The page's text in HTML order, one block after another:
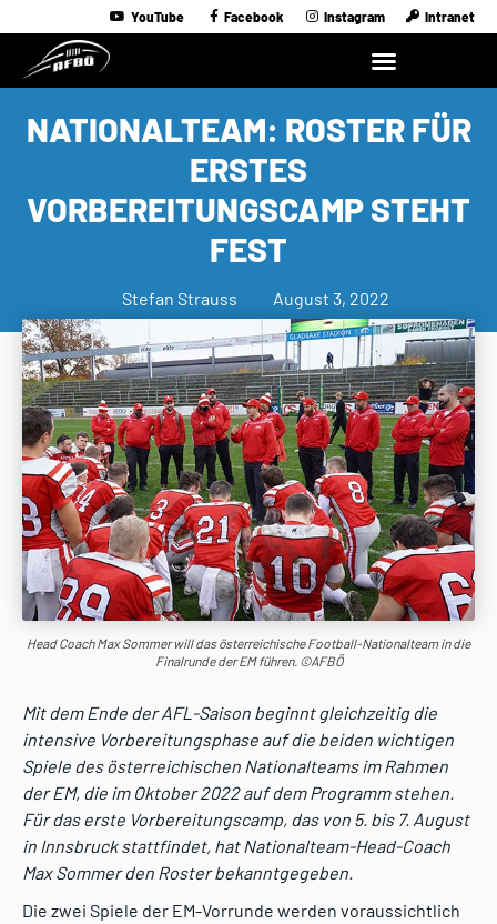
YouTube Facebook Instagram Intranet
NATIONALTEAM: ROSTER FÜR
ERSTES
VORBEREITUNGSCAMP STEHT
FEST
Stefan Strauss August 3, 2022
Head Coach Max Sommer will das österreichische Football-Nationalteam in die
Finalrunde der EM führen. ©AFBÖ
Mit dem Ende der AFL-Saison beginnt gleichzeitig die
intensive Vorbereitungsphase auf die beiden wichtigen
Spiele des österreichischen Nationalteams im Rahmen
der EM, die im Oktober 2022 auf dem Programm stehen.
Für das erste Vorbereitungscamp, das von 5. bis 7. August
in Innsbruck stattfindet, hat Nationalteam-Head-Coach
Max Sommer den Roster bekanntgegeben.
Die zwei Spiele der EM-Vorrunde werden voraussichtlich